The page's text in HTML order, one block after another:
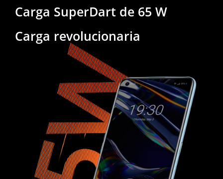
Carga SuperDart de 65 W
Carga revolucionaria